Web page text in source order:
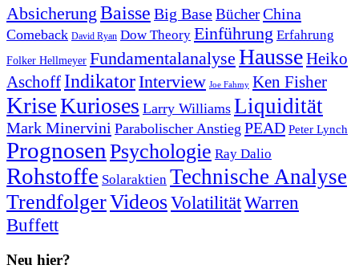
Absicherung Baisse Big BaseBücherChina
Comeback David Ryan Dow Theory Einführung Erfahrung
Folker Hellmeyer Fundamentalanalyse HausseHeiko
Aschoff IndikatorInterview Joe Fahmy Ken Fisher
KriseKurioses Larry Williams Liquidität
Mark Minervini Parabolischer Anstieg PEAD Peter Lynch
Prognosen Psychologie Ray Dalio
Rohstoffe Solaraktien Technische Analyse
TrendfolgerVideosVolatilitätWarren
Buffett
Neu hier?